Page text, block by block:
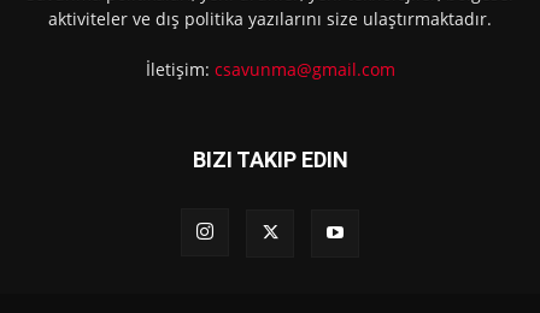
aktiviteler ve dış politika yazılarını size ulaştırmaktadır.
İletişim: csavunma@gmail.com
BIZI TAKIP EDIN